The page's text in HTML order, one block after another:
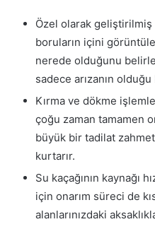
Özel olarak geliştirilmiş
boruların içini
nerede olduğunu
sadece arızanın
Kırma ve dökme
çoğu zaman tamamen
büyük bir tadilat
kurtarır.
Su kaçağının kaynağı
için onarım süreci de
alanlarınızdaki